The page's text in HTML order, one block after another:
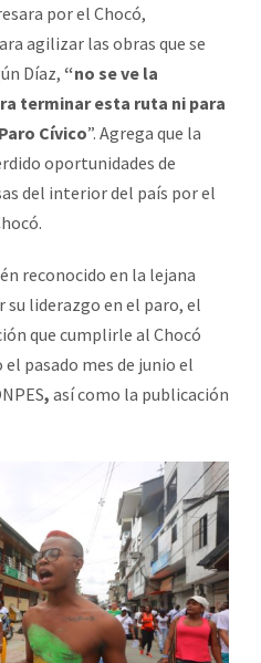
por el Chocó,
agilizar las obras que se
Díaz, “no se ve la
terminar esta ruta ni para
Cívico”. Agrega que la
oportunidades de
del interior del país por el
reconocido en la lejana
su liderazgo en el paro, el
que cumplirle al Chocó
pasado mes de junio el
, así como la publicación